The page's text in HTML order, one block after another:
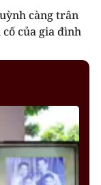
càng trân
của gia đình